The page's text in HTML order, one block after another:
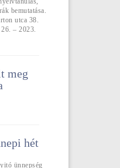
bemutatása.
utca 38.
– 2023.
meg
hét
ünnepség